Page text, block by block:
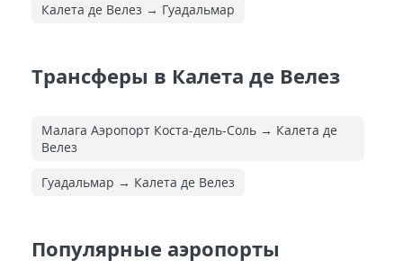
Калета де Велез → Гуадальмар
Трансферы в Калета де Велез
Малага Аэропорт Коста-дель-Соль → Калета де
Велез
Гуадальмар → Калета де Велез
Популярные аэропорты